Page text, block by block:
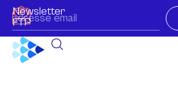
Newsletter
FTP